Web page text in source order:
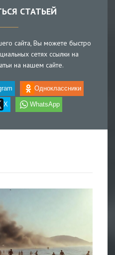
СТАТЬЕЙ
сайта, Вы можете быстро
сетях ссылки на
на нашем сайте.
Одноклассники
X WhatsApp